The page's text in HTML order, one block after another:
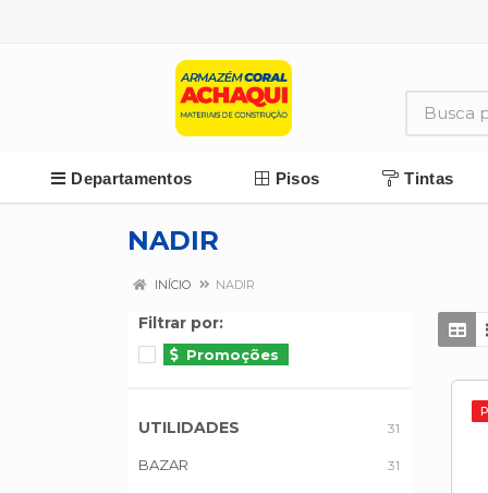
Departamentos Pisos Tintas
NADIR
INÍCIO NADIR
Filtrar por:
Promoções
UTILIDADES 31
BAZAR 31